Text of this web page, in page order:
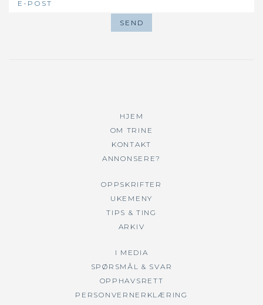
HJEM
OM TRINE
KONTAKT
ANNONSERE?
OPPSKRIFTER
UKEMENY
TIPS & TING
ARKIV
I MEDIA
SPØRSMÅL & SVAR
OPPHAVSRETT
PERSONVERNERKLÆRING